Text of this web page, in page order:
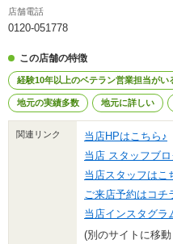
店舗電話
0120-051778
この店舗の特徴
経験10年以上のベテラン営業担当がい
地元の実績多数 地元に詳しい
関連リンク
当店HPはこちら♪
当店 スタッフブ
当店スタッフはこ
ご来店予約はコチ
当店インスタグラ
(別のサイトに移